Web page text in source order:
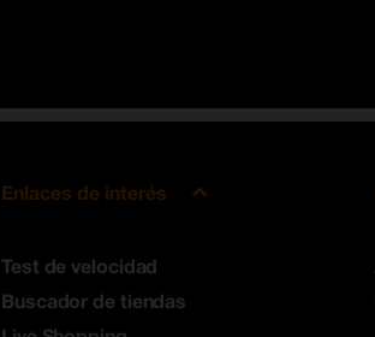
Enlaces de interés
Test de velocidad
Buscador de tiendas